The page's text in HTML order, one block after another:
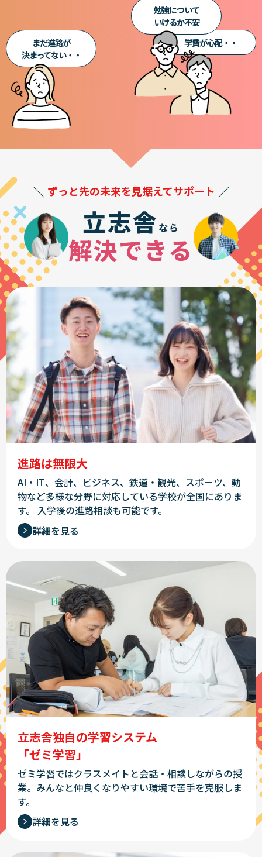
まだ進路が
決まってない・・
勉強について
いけるか不安
学費が心配・・
ずっと先の未来を見据えてサポート
立志舎 なら
解決できる
進路は無限大
AI・IT、会計、ビジネス、鉄道・観光、スポーツ、動
物など多様な分野に対応している学校が全国にありま
す。
入学後の進路相談も可能です。
詳細を見る
立志舎独自の学習システム
「ゼミ学習」
ゼミ学習ではクラスメイトと会話・相談しながらの授
業。みんなと仲良くなりやすい環境で苦手を克服しま
す。
詳細を見る